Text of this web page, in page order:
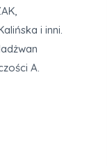
i inni.
A.